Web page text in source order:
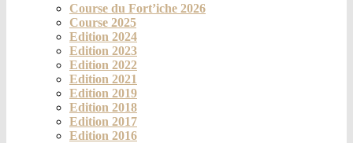
Course du Fort’iche 2026
Course 2025
Edition 2024
Edition 2023
Edition 2022
Edition 2021
Edition 2019
Edition 2018
Edition 2017
Edition 2016